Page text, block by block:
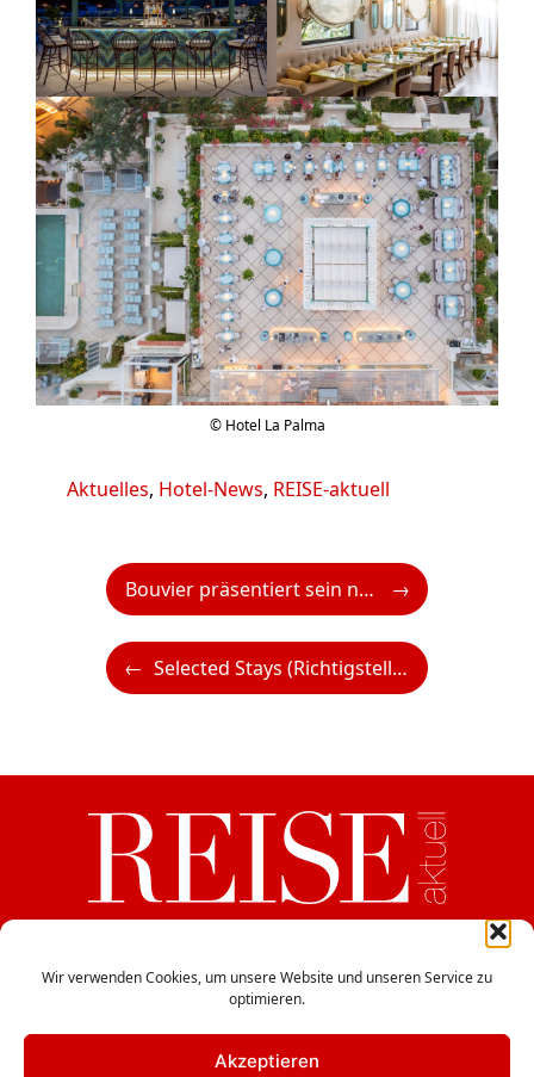
Wir verwenden Cookies, um unsere Website und unseren Service zu
optimieren.
Akzeptieren
© Hotel La Palma
Kategorien
Aktuelles, Hotel-News, REISE-aktuell
Bouvier präsentiert sein neues Summer Menu
Selected Stays (Richtigstellung)
Haydngasse 12/5, A-1060 Wien
office@cbverlag.at
Tel. +43-1-597 49 85
Fax +43-1-597 49 85-15